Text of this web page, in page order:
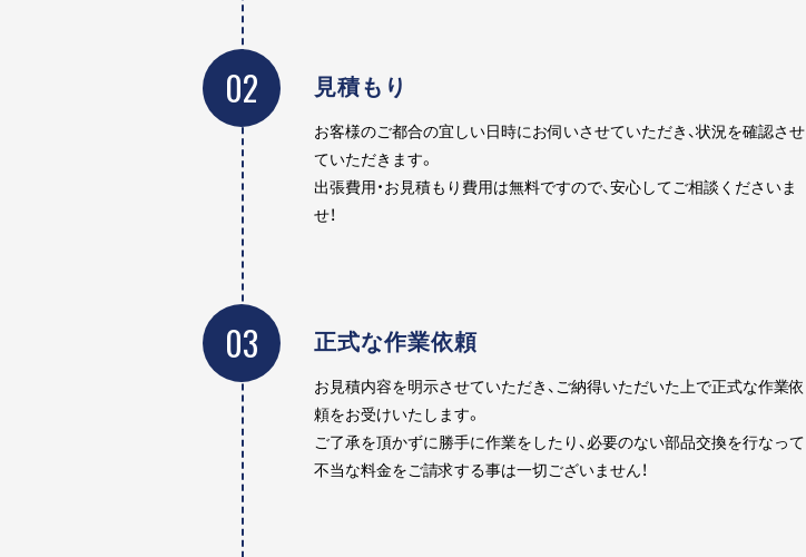
02 見積もり
お客様のご都合の宜しい日時にお伺いさせていただき、状況を確認させ
ていただきます。
出張費用・お見積もり費用は無料ですので、安心してご相談くださいま
せ！
03 正式な作業依頼
お見積内容を明示させていただき、ご納得いただいた上で正式な作業依
頼をお受けいたします。
ご了承を頂かずに勝手に作業をしたり、必要のない部品交換を行なって
不当な料金をご請求する事は一切ございません！